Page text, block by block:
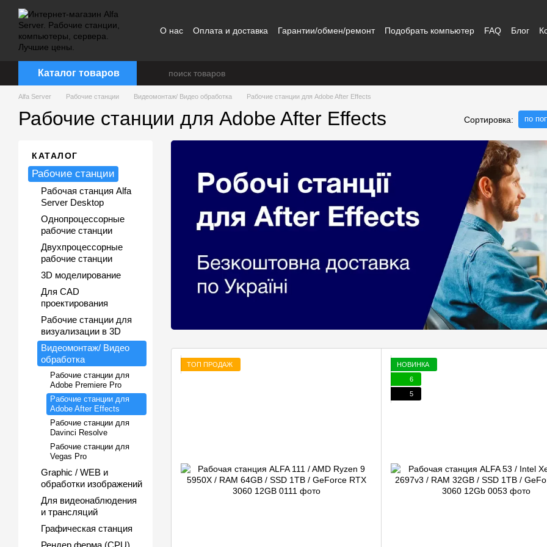
Перейти к основному контенту
О нас Оплата и доставка Гарантии/обмен/ремонт Подобрать компьютер FAQ Блог
Каталог товаров
Alfa Server Рабочие станции Видеомонтаж/ Видео обработка Рабочие станции для Adobe After Effects
Рабочие станции для Adobe After Effects Сортировка: по
ТОП ПРОДАЖ
НОВИНКА
6
5
КАТАЛОГ
Рабочие станции
Рабочая станция Alfa
Server Desktop
Однопроцессорные
рабочие станции
Двухпроцессорные
рабочие станции
3D моделирование
Для CAD
проектирования
Рабочие станции для
визуализации в 3D
Видеомонтаж/ Видео
обработка
Рабочие станции для
Adobe Premiere Pro
Рабочие станции для
Adobe After Effects
Рабочие станции для
Davinci Resolve
Рабочие станции для
Vegas Pro
Graphic / WEB и
обработки изображений
Для видеонаблюдения
и трансляций
Графическая станция
Рендер ферма (CPU)